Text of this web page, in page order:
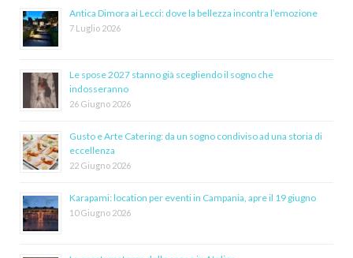
Antica Dimora ai Lecci: dove la bellezza incontra l’emozione
7 Luglio 2026
Le spose 2027 stanno già scegliendo il sogno che
indosseranno
26 Giugno 2026
Gusto e Arte Catering: da un sogno condiviso ad una storia di
eccellenza
22 Giugno 2026
Karapami: location per eventi in Campania, apre il 19 giugno
10 Giugno 2026